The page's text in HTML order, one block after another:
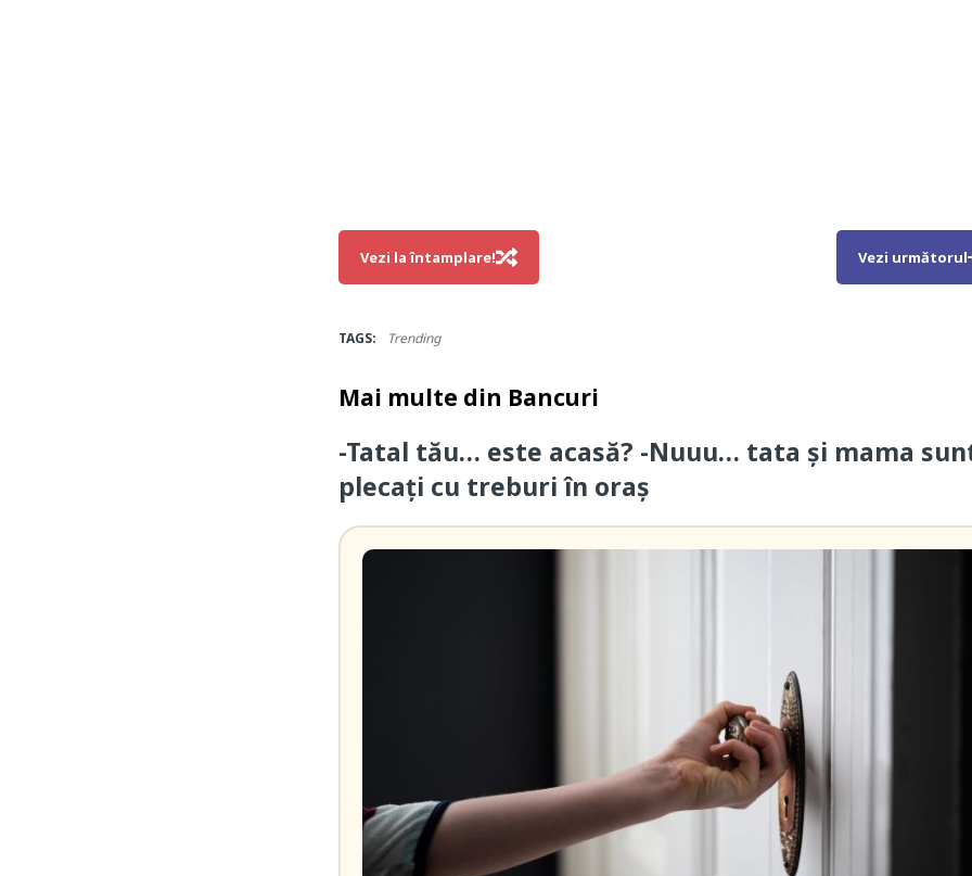
Vezi la întamplare! Vezi următorul
TAGS: Trending
Mai multe din Bancuri
-Tatal tău… este acasă? -Nuuu… tata și mama
plecați cu treburi în oraș